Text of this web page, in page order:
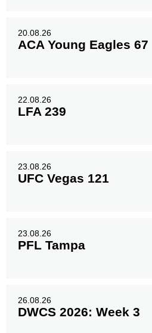
20.08.26
ACA Young Eagles 67
22.08.26
LFA 239
23.08.26
UFC Vegas 121
23.08.26
PFL Tampa
26.08.26
DWCS 2026: Week 3